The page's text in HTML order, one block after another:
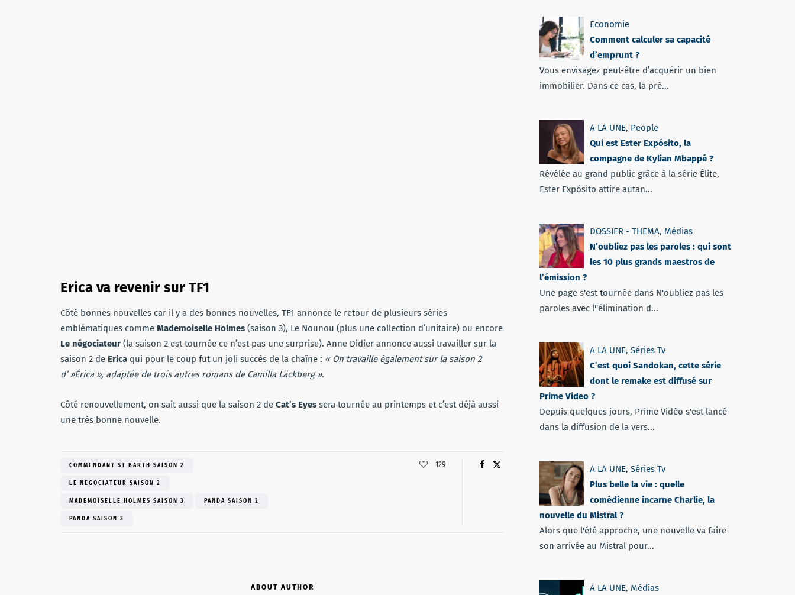
Erica va revenir sur TF1
Côté bonnes nouvelles car il y a des bonnes nouvelles, TF1 annonce le retour de plusieurs séries
emblématiques comme Mademoiselle Holmes (saison 3), Le Nounou (plus une collection d’unitaire) ou encore
Le négociateur (la saison 2 est tournée ce n’est pas une surprise). Anne Didier annonce aussi travailler sur la
saison 2 de Erica qui pour le coup fut un joli succès de la chaîne : « On travaille également sur la saison 2
d’ »Érica », adaptée de trois autres romans de Camilla Läckberg ».
Côté renouvellement, on sait aussi que la saison 2 de Cat’s Eyes sera tournée au printemps et c’est déjà aussi
une très bonne nouvelle.
COMMENDANT ST BARTH SAISON 2
LE NEGOCIATEUR SAISON 2
MADEMOISELLE HOLMES SAISON 3 PANDA SAISON 2
PANDA SAISON 3
129
ABOUT AUTHOR
Economie
Comment calculer sa capacité
d’emprunt ?
Vous envisagez peut-être d’acquérir un bien
immobilier. Dans ce cas, la pré...
A LA UNE, People
Qui est Ester Expósito, la
compagne de Kylian Mbappé ?
Révélée au grand public grâce à la série Élite,
Ester Expósito attire autan...
DOSSIER - THEMA, Médias
N’oubliez pas les paroles : qui sont
les 10 plus grands maestros de
l’émission ?
Une page s'est tournée dans N'oubliez pas les
paroles avec l''élimination d...
A LA UNE, Séries Tv
C’est quoi Sandokan, cette série
dont le remake est diffusé sur
Prime Video ?
Depuis quelques jours, Prime Vidéo s'est lancé
dans la diffusion de la vers...
A LA UNE, Séries Tv
Plus belle la vie : quelle
comédienne incarne Charlie, la
nouvelle du Mistral ?
Alors que l'été approche, une nouvelle va faire
son arrivée au Mistral pour...
A LA UNE, Médias